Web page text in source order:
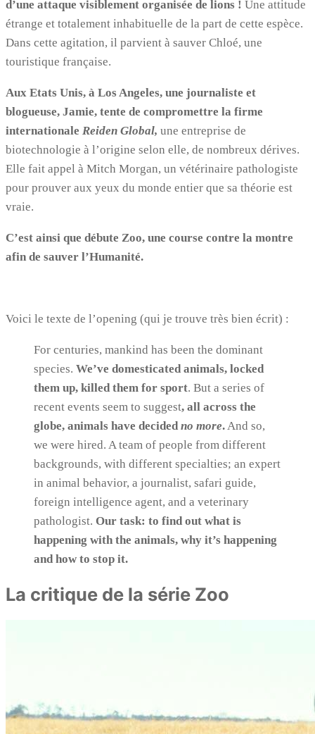
d’une attaque visiblement organisée de lions ! Une attitude
étrange et totalement inhabituelle de la part de cette espèce.
Dans cette agitation, il parvient à sauver Chloé, une
touristique française.
Aux Etats Unis, à Los Angeles, une journaliste et
blogueuse, Jamie, tente de compromettre la firme
internationale Reiden Global, une entreprise de
biotechnologie à l’origine selon elle, de nombreux dérives.
Elle fait appel à Mitch Morgan, un vétérinaire pathologiste
pour prouver aux yeux du monde entier que sa théorie est
vraie.
C’est ainsi que débute Zoo, une course contre la montre
afin de sauver l’Humanité.
Voici le texte de l’opening (qui je trouve très bien écrit) :
For centuries, mankind has been the dominant
species. We’ve domesticated animals, locked
them up, killed them for sport. But a series of
recent events seem to suggest, all across the
globe, animals have decided no more. And so,
we were hired. A team of people from different
backgrounds, with different specialties; an expert
in animal behavior, a journalist, safari guide,
foreign intelligence agent, and a veterinary
pathologist. Our task: to find out what is
happening with the animals, why it’s happening
and how to stop it.
La critique de la série Zoo